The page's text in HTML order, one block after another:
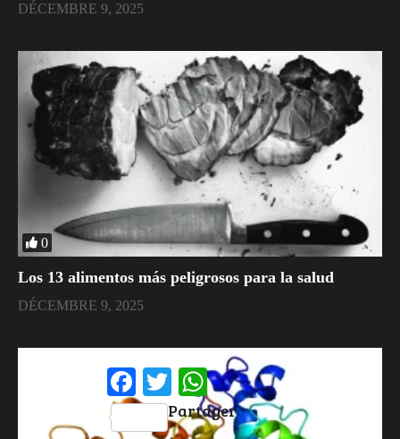
DÉCEMBRE 9, 2025
0
​Los 13 alimentos más peligrosos para la salud
DÉCEMBRE 9, 2025
Facebook
TwitterWhatsApp
Partager